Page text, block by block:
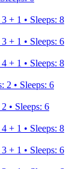
3 + 1 • Sleeps: 8
3 + 1 • Sleeps: 6
4 + 1 • Sleeps: 8
: 2 • Sleeps: 6
2 • Sleeps: 6
4 + 1 • Sleeps: 8
3 + 1 • Sleeps: 6